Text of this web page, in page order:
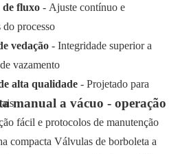
de fluxo - Ajuste contínuo e
do processo
vedação - Integridade superior a
vazamento
alta qualidade - Projetado para
fácil e protocolos de manutenção
manual a vácuo - operação
Válvulas de borboleta a